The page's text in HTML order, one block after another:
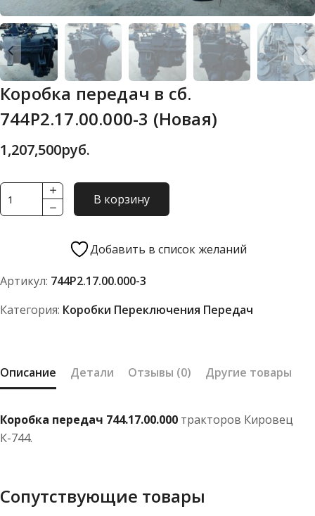
Коробка передач в сб.
744Р2.17.00.000-3 (Новая)
1,207,500руб.
Количество
товара
сб.
3
В корзину
Добавить в список желаний
Артикул: 744Р2.17.00.000-3
Категория: Коробки Переключения Передач
Описание Детали Отзывы (0) Другие товары
Коробка передач 744.17.00.000 тракторов Кировец
К-744.
Сопутствующие товары